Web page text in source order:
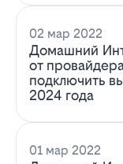
02 мар 2022
Домашний
от
подключить
2024 года
01 мар 2022